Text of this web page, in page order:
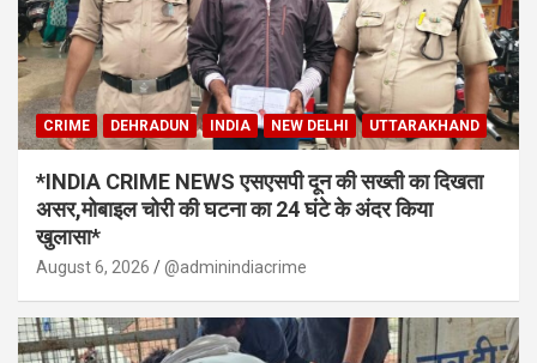
CRIME DEHRADUN INDIA NEW DELHI UTTARAKHAND
*INDIA CRIME NEWS एसएसपी दून की सख्ती का दिखता
असर,मोबाइल चोरी की घटना का 24 घंटे के अंदर किया
खुलासा*
August 6, 2026 @adminindiacrime